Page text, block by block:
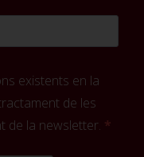
existents en la
de les
de la newsletter.